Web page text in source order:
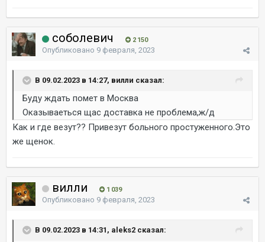
соболевич 2 150
Опубликовано 9 февраля, 2023
В 09.02.2023 в 14:27, вилли сказал:
Буду ждать помет в Москва
Оказываеться щас доставка не проблема,ж/д
Как и где везут?? Привезут больного простуженного.Это
же щенок.
вилли 1 039
Опубликовано 9 февраля, 2023
В 09.02.2023 в 14:31, aleks2 сказал: